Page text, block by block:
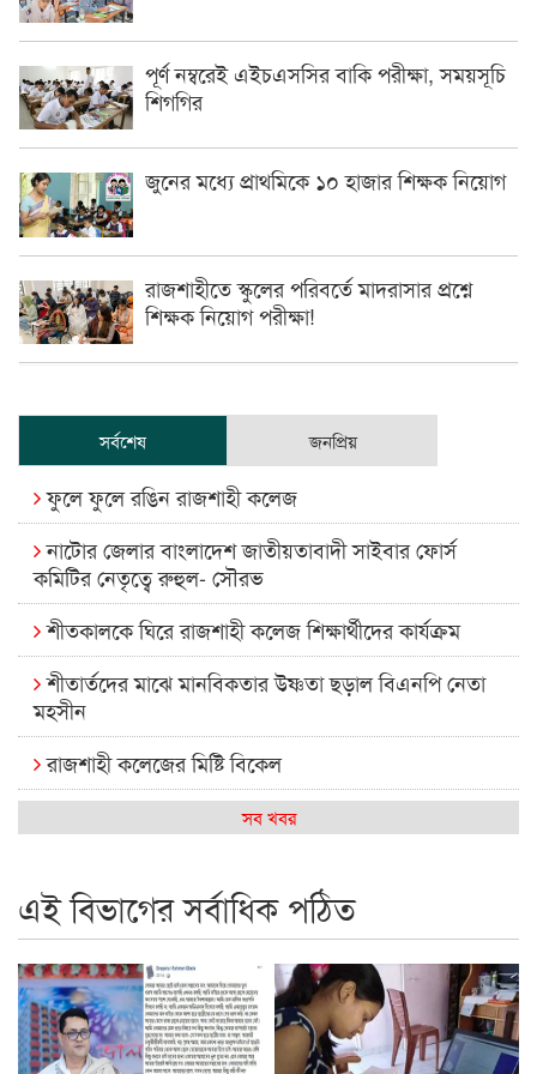
পূর্ণ নম্বরেই এইচএসসির বাকি পরীক্ষা, সময়সূচি
শিগগির
জুনের মধ্যে প্রাথমিকে ১০ হাজার শিক্ষক নিয়োগ
রাজশাহীতে স্কুলের পরিবর্তে মাদরাসার প্রশ্নে
শিক্ষক নিয়োগ পরীক্ষা!
সর্বশেষ জনপ্রিয়
ফুলে ফুলে রঙিন রাজশাহী কলেজ
নাটোর জেলার বাংলাদেশ জাতীয়তাবাদী সাইবার ফোর্স
কমিটির নেতৃত্বে রুহুল- সৌরভ
শীতকালকে ঘিরে রাজশাহী কলেজ শিক্ষার্থীদের কার্যক্রম
শীতার্তদের মাঝে মানবিকতার উষ্ণতা ছড়াল বিএনপি নেতা
মহসীন
রাজশাহী কলেজের মিষ্টি বিকেল
কেমন আছে আমাদের দেশের মধ্যবিত্তরা
রাজশাইন একাডেমির ফল প্রকাশ ও পুরস্কার বিতরণ
রাজশাহী কলেজের শিক্ষার্থী শাখাওয়াত পেলেন স্টার এক্সিলেন্স
অ্যাওয়ার্ড
বিশ্ব নদী বিবস উপলক্ষে নদী সুরক্ষায় নাওযাত্রা
সব খবর
এই বিভাগের সর্বাধিক পঠিত